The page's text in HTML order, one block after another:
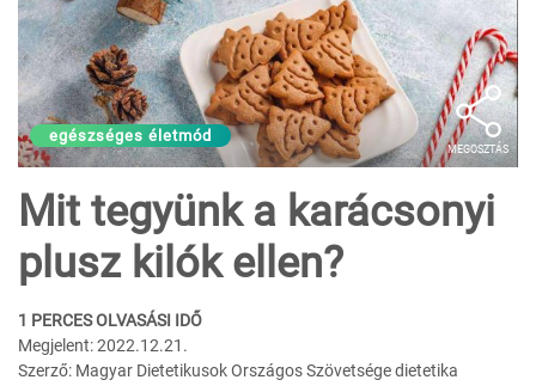
egészséges életmód
MEGOSZTÁS
Mit tegyünk a karácsonyi
plusz kilók ellen?
1 PERCES OLVASÁSI IDŐ
Megjelent: 2022.12.21.
Szerző: Magyar Dietetikusok Országos Szövetsége dietetika